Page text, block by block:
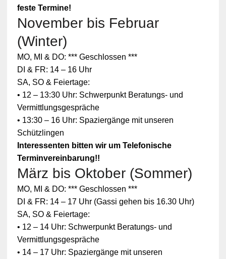
feste Termine!
November bis Februar
(Winter)
MO, MI & DO: *** Geschlossen ***
DI & FR: 14 – 16 Uhr
SA, SO & Feiertage:
• 12 – 13:30 Uhr: Schwerpunkt Beratungs- und
Vermittlungsgespräche
• 13:30 – 16 Uhr: Spaziergänge mit unseren
Schützlingen
Interessenten bitten wir um Telefonische
Terminvereinbarung!!
März bis Oktober (Sommer)
MO, MI & DO: *** Geschlossen ***
DI & FR: 14 – 17 Uhr (Gassi gehen bis 16.30 Uhr)
SA, SO & Feiertage:
• 12 – 14 Uhr: Schwerpunkt Beratungs- und
Vermittlungsgespräche
• 14 – 17 Uhr: Spaziergänge mit unseren
Zum
Schutz
Ihrer
persönlic
hen
Daten ist
die
Verbindun
g zu